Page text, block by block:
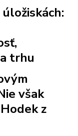
trhu
však
z